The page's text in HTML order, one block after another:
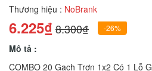
Thương hiệu : NoBrank
6.225₫8.300₫ -26%
Mô tả :
COMBO 20 Gạch Trơn 1x2 Có 1 Lỗ